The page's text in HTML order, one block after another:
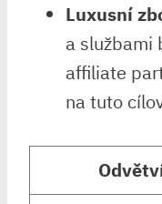
Luxusní
a službami
affiliate
na tuto